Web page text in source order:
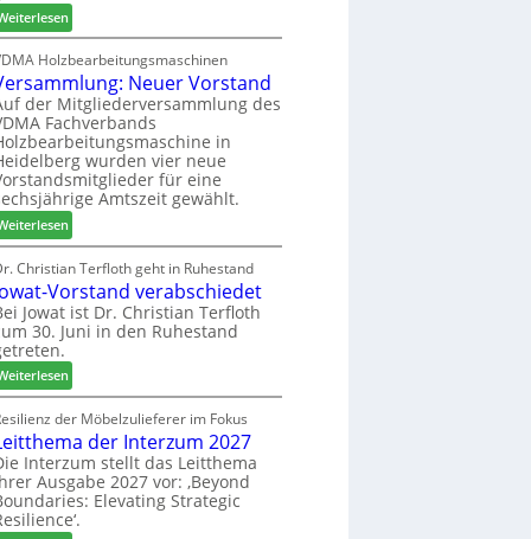
6c
h
e
r
z
a
h
l
e
n
h
i
l
f
t
b
e
i
P
r
o
d
u
k
t
s
u
c
h
e
:
H
D
H
f
o
r
d
e
r
t
N
a
c
h
b
s
s
e
r
u
n
g
e
Holzbearbeitungsmaschinen
Neuer Vorstand
der Mitgliederversammlung des
Fachverbands
in
wurden vier neue
für eine
Amtszeit gewählt.
:
V
e
r
s
a
m
l
u
n
g
:
N
e
Christian Terfloth geht in Ruhestand
Vorstand verabschiedet
Jowat ist Dr. Christian Terfloth
30. Juni in den Ruhestand
:
J
o
w
a
t
-
V
der Möbelzulieferer im Fokus
der Interzum 2027
Interzum stellt das Leitthema
Ausgabe 2027 vor: ‚Beyond
Elevating Strategic